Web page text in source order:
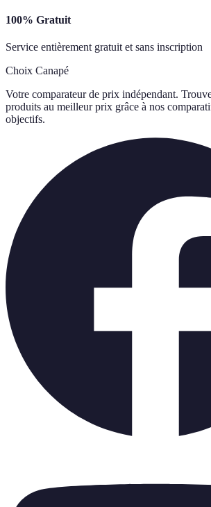
100% Gratuit
Service entièrement gratuit et sans inscription
Choix Canapé
Votre comparateur de prix indépendant.
produits au meilleur prix grâce à nos
objectifs.